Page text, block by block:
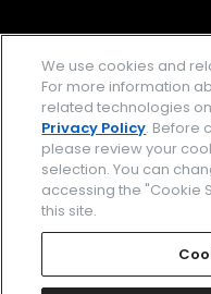
企業情
プライバシーポ
Amazon Payは
楽天ペイは
We use cookies and
For more information
related technologies
Privacy Policy. Before
please review your
selection. You can
accessing the "Cookie
this site.